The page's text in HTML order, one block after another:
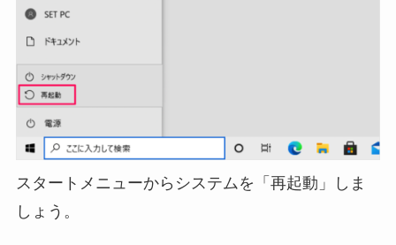
スタートメニューからシステムを「再起動」しま
しょう。